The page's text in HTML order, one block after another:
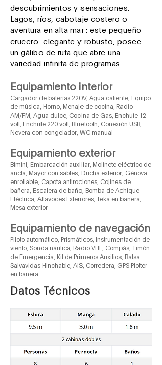
descubrimientos y sensaciones.
Lagos, ríos, cabotaje costero o
aventura en alta mar : este pequeño
crucero elegante y robusto, posee
un gálibo de ruta que abre una
variedad infinita de programas
Equipamiento interior
Cargador de baterías 220V, Agua caliente, Equipo
de música, Horno, Menaje de cocina, Radio
AM/FM, Agua dulce, Cocina de Gas, Enchufe 12
volt, Enchufe 220 volt, Bluetooth, Conexión USB,
Nevera con congelador, WC manual
Equipamiento exterior
Bimini, Embarcación auxiliar, Molinete eléctrico de
ancla, Mayor con sables, Ducha exterior, Génova
enrollable, Capota antirociones, Cojines de
bañera, Escalera de baño, Bomba de Achique
Eléctrica, Altavoces Exteriores, Teka en bañera,
Mesa exterior
Equipamiento de navegación
Piloto automático, Prismáticos, Instrumentación de
viento, Sonda náutica, Radio VHF, Compás, Timón
de Emergencia, Kit de Primeros Auxilios, Balsa
Salvavidas Hinchable, AIS, Corredera, GPS Plotter
en bañera
Datos Técnicos